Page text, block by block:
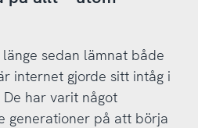
sedan lämnat både
internet gjorde sitt intåg i
har varit något
generationer på att börja